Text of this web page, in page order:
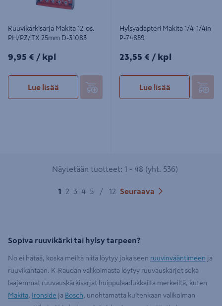
Ruuvikärkisarja Makita 12-os.
PH/PZ/TX 25mm D-31083
9,95€/kpl
9,95 € / kpl
Lue lisää
Hylsyadapteri Makita 1/4-1/4in
P-74859
23,55€/kpl
23,55 € / kpl
Lue lisää
Näytetään tuotteet: 1 - 48 (yht. 536)
1 2 3 4 5 / 12 Seuraava
Sopiva ruuvikärki tai hylsy tarpeen?
No ei hätää, koska meiltä niitä löytyy jokaiseen ruuvinvääntimeen ja
ruuvikantaan. K-Raudan valikoimasta löytyy ruuvauskärjet sekä
laajemmat ruuvauskärkisarjat huippulaadukkailta merkeiltä, kuten
Makita, Ironside ja Bosch, unohtamatta kuitenkaan valikoiman